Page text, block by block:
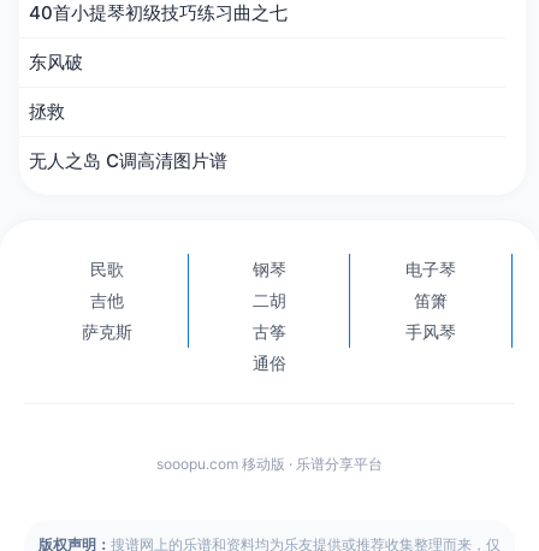
40首小提琴初级技巧练习曲之七
东风破
拯救
无人之岛 C调高清图片谱
民歌 钢琴
电子琴
吉他
二胡
笛箫
萨克斯
古筝
手风琴
通俗
sooopu.com 移动版 · 乐谱分享平台
版权声明： 搜谱网上的乐谱和资料均为乐友提供或推荐收集整理而来，仅